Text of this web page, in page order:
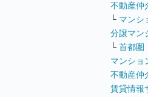
不動産仲
└ マンシ
分譲マン
└ 首都圏
マンショ
不動産仲
賃貸情報